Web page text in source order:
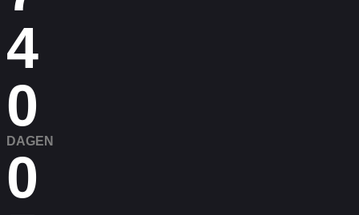
4
0
DAGEN
0